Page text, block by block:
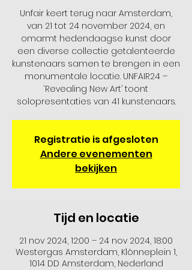
Unfair keert terug naar Amsterdam,
van 21 tot 24 november 2024, en
omarmt hedendaagse kunst door
een diverse collectie getalenteerde
kunstenaars samen te brengen in een
monumentale locatie. UNFAIR24 –
‘Revealing New Art’ toont
solopresentaties van 41 kunstenaars.
Registratie is afgesloten
Andere evenementen
bekijken
Tijd en locatie
21 nov 2024, 12:00 – 24 nov 2024, 18:00
Westergas Amsterdam, Klönneplein 1,
1014 DD Amsterdam, Nederland